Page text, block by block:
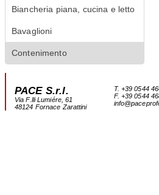
Biancheria piana, cucina e letto
Bavaglioni
Contenimento
PACE S.r.l.
Via F.lli Lumiére, 61
48124 Fornace Zarattini
T. +39 0544
F. +39 0544